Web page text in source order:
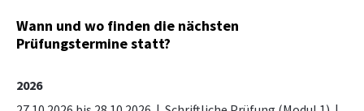
INTERESSEN­VERTRETUNG
Berufsbild & Gründung
Branchenrecht
Wann und wo finden die nächsten
Prüfungstermine statt?
2026